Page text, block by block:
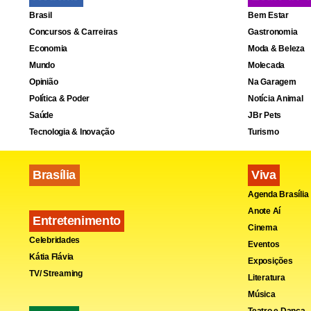
“O que eu
guerra a
operação.
Nós temos
processo”,
https://
Paulo
Federal
está
Brasil
Concursos & Carreiras
Economia
Mundo
Opinião
Política & Poder
Saúde
Tecnologia & Inovação
Brasília
Entretenimento
Celebridades
Kátia Flávia
TV/ Streaming
Bem Estar
Gastronomia
Moda & Beleza
Molecada
Na Garagem
Notícia Animal
JBr Pets
Turismo
Viva
Agenda Brasília
Anote Aí
Cinema
Eventos
Exposições
Literatura
Música